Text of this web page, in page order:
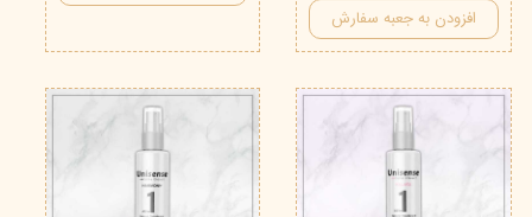
افزودن به جعبه سفارش